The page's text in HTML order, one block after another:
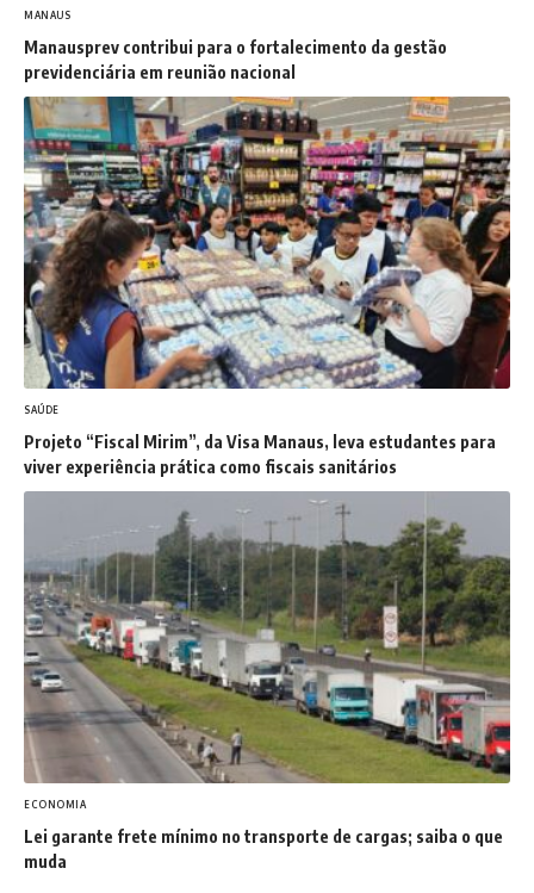
MANAUS
Manausprev contribui para o fortalecimento da gestão
previdenciária em reunião nacional
SAÚDE
Projeto “Fiscal Mirim”, da Visa Manaus, leva estudantes para
viver experiência prática como fiscais sanitários
ECONOMIA
Lei garante frete mínimo no transporte de cargas; saiba o que
muda